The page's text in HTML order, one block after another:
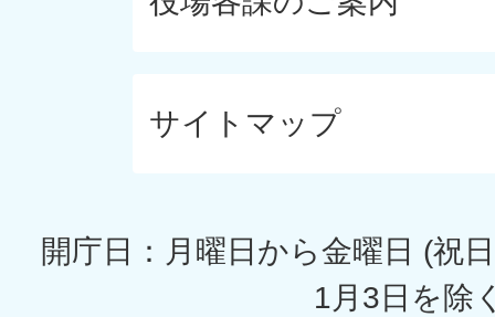
サイトマップ
開庁日：月曜日から金曜日 (祝
1月3日を除